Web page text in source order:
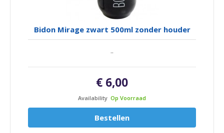
Bidon Mirage zwart 500ml zonder houder
..
€ 6,00
Availability Op Voorraad
Bestellen